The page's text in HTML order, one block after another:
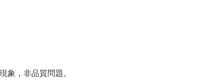
象，非品質問題。